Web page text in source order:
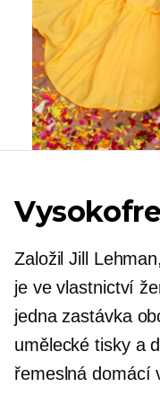
Založil Jill Lehman,
je ve vlastnictví
jedna zastávka
umělecké tisky a
řemeslná domácí